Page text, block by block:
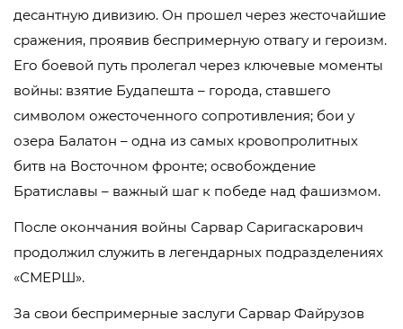
десантную дивизию. Он прошел через жесточайшие
сражения, проявив беспримерную отвагу и героизм.
Его боевой путь пролегал через ключевые моменты
войны: взятие Будапешта – города, ставшего
символом ожесточенного сопротивления; бои у
озера Балатон – одна из самых кровопролитных
битв на Восточном фронте; освобождение
Братиславы – важный шаг к победе над фашизмом.
После окончания войны Сарвар Саригаскарович
продолжил служить в легендарных подразделениях
«СМЕРШ».
За свои беспримерные заслуги Сарвар Файрузов